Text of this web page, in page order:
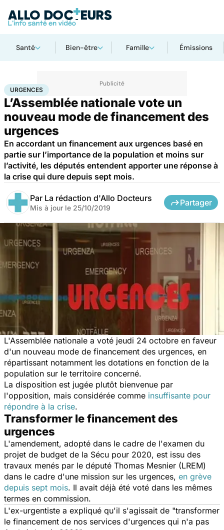
Santé Bien-être Famille Émissions
AccueilSanté Urgences
URGENCES
L’Assemblée nationale vote un
nouveau mode de financement des
urgences
En accordant un financement aux urgences basé en
partie sur l’importance de la population et moins sur
l’activité, les députés entendent apporter une réponse à
la crise qui dure depuis sept mois.
Par La rédaction d'Allo Docteurs
Mis à jour le 25/10/2019
Partager
L'Assemblée nationale a voté jeudi 24 octobre en faveur
d'un nouveau mode de financement des urgences, en
répartissant notamment les dotations en fonction de la
population sur le territoire concerné.
La disposition est jugée plutôt bienvenue par
l'opposition, mais considérée comme insuffisante pour
répondre à la crise.
Transformer le financement des
urgences
L'amendement, adopté dans le cadre de l'examen du
projet de budget de la Sécu pour 2020, est issu des
travaux menés par le député Thomas Mesnier (LREM)
dans le cadre d'une mission sur les urgences, en grève
depuis sept mois. Il avait déjà été voté dans les mêmes
termes en commission.
L'ex-urgentiste a expliqué qu'il s'agissait de "transformer
le financement de nos services d'urgences qui n'a pas